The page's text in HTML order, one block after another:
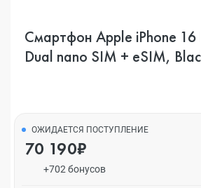
Смартфон Apple iPhone 16
Dual nano SIM + eSIM,
ОЖИДАЕТСЯ ПОСТУПЛЕНИЕ
70 190₽
+702 бонусов